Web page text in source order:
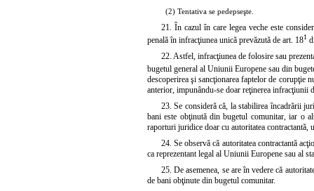
(2) Tentativa se pedepseşte.
21. În cazul în care legea veche este
penală în infracţiunea unică prevăzută de art. 181
22. Astfel, infracţiunea de folosire sau
bugetul general al Uniunii Europene sau din
descoperirea şi sancţionarea faptelor de corupţie
anterior, impunându-se doar reţinerea infracţiunii
23. Se consideră că, la stabilirea încadrării
bani este obţinută din bugetul comunitar, iar o
raporturi juridice doar cu autoritatea contractantă,
24. Se observă că autoritatea contractantă
ca reprezentant legal al Uniunii Europene sau al
25. De asemenea, se are în vedere că
de bani obţinute din bugetul comunitar.